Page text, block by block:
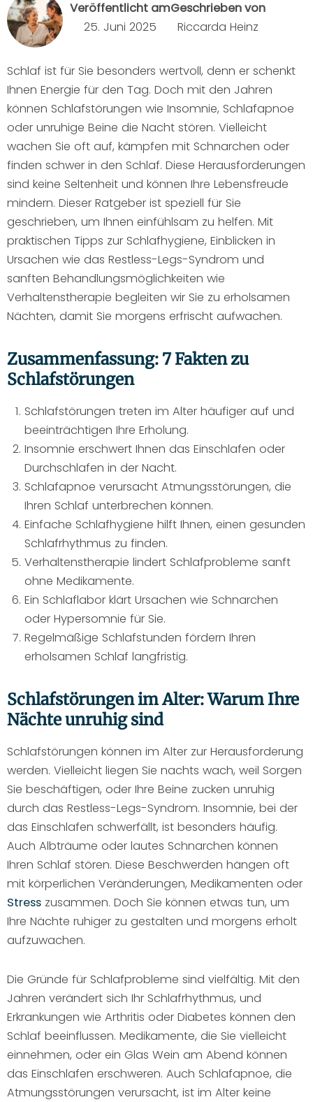
Veröffentlicht am
25. Juni 2025
Geschrieben von
Riccarda Heinz
Schlaf ist für Sie besonders wertvoll, denn er schenkt
Ihnen Energie für den Tag. Doch mit den Jahren
können Schlafstörungen wie Insomnie, Schlafapnoe
oder unruhige Beine die Nacht stören. Vielleicht
wachen Sie oft auf, kämpfen mit Schnarchen oder
finden schwer in den Schlaf. Diese Herausforderungen
sind keine Seltenheit und können Ihre Lebensfreude
mindern. Dieser Ratgeber ist speziell für Sie
geschrieben, um Ihnen einfühlsam zu helfen. Mit
praktischen Tipps zur Schlafhygiene, Einblicken in
Ursachen wie das Restless-Legs-Syndrom und
sanften Behandlungsmöglichkeiten wie
Verhaltenstherapie begleiten wir Sie zu erholsamen
Nächten, damit Sie morgens erfrischt aufwachen.
Zusammenfassung: 7 Fakten zu
Schlafstörungen
Schlafstörungen treten im Alter häufiger auf und
beeinträchtigen Ihre Erholung.
Insomnie erschwert Ihnen das Einschlafen oder
Durchschlafen in der Nacht.
Schlafapnoe verursacht Atmungsstörungen, die
Ihren Schlaf unterbrechen können.
Einfache Schlafhygiene hilft Ihnen, einen gesunden
Schlafrhythmus zu finden.
Verhaltenstherapie lindert Schlafprobleme sanft
ohne Medikamente.
Ein Schlaflabor klärt Ursachen wie Schnarchen
oder Hypersomnie für Sie.
Regelmäßige Schlafstunden fördern Ihren
erholsamen Schlaf langfristig.
Schlafstörungen im Alter: Warum Ihre
Nächte unruhig sind
Schlafstörungen können im Alter zur Herausforderung
werden. Vielleicht liegen Sie nachts wach, weil Sorgen
Sie beschäftigen, oder Ihre Beine zucken unruhig
durch das Restless-Legs-Syndrom. Insomnie, bei der
das Einschlafen schwerfällt, ist besonders häufig.
Auch Albträume oder lautes Schnarchen können
Ihren Schlaf stören. Diese Beschwerden hängen oft
mit körperlichen Veränderungen, Medikamenten oder
Stress zusammen. Doch Sie können etwas tun, um
Ihre Nächte ruhiger zu gestalten und morgens erholt
aufzuwachen.
Die Gründe für Schlafprobleme sind vielfältig. Mit den
Jahren verändert sich Ihr Schlafrhythmus, und
Erkrankungen wie Arthritis oder Diabetes können den
Schlaf beeinflussen. Medikamente, die Sie vielleicht
einnehmen, oder ein Glas Wein am Abend können
das Einschlafen erschweren. Auch Schlafapnoe, die
Atmungsstörungen verursacht, ist im Alter keine